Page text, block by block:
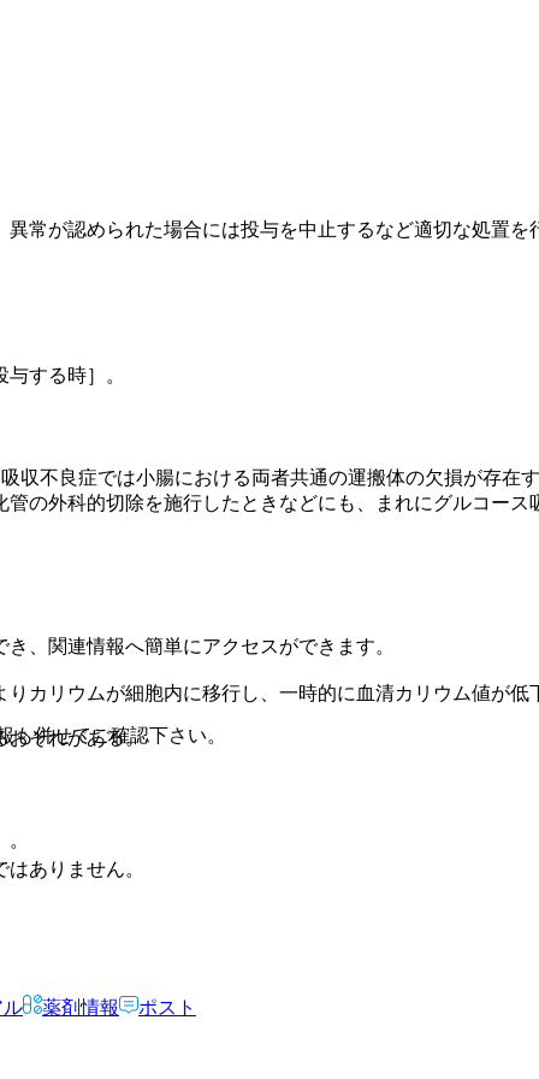
常が認められた場合には投与を中止するなど適切な処置を
する時］。
収不良症では小腸における両者共通の運搬体の欠損が存在
の外科的切除を施行したときなどにも、まれにグルコース
カリウムが細胞内に移行し、一時的に血清カリウム値が低
おそれがある。
、関連情報へ簡単にアクセスができます。
併せてご確認下さい。
ありません。
ル 薬剤情報 ポスト